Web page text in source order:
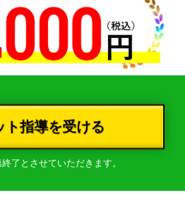
ト指導を受ける
了とさせていただきます。